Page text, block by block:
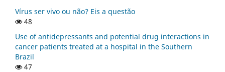
Vírus ser vivo ou não? Eis a questão
48
Use of antidepressants and potential drug interactions in
cancer patients treated at a hospital in the Southern
Brazil
47